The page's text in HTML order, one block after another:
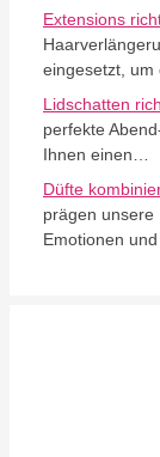
Extensions
eingesetzt,
Lidschatten
perfekte
Ihnen einen…
Düfte
prägen unsere
Emotionen